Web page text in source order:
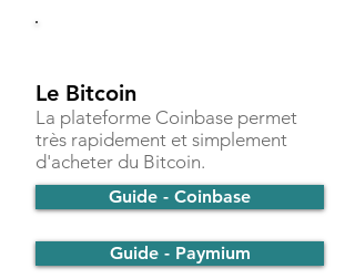
Le Bitcoin
La plateforme Coinbase permet
très rapidement et simplement
d'acheter du Bitcoin.
Guide - Coinbase
Guide - Paymium